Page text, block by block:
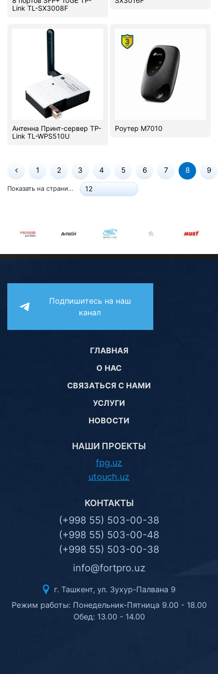
Link TL-SX3008F
Антенна Принт-сервер TP-
Link TL-WPS510U
Роутер M7010
1 2 3 4 5 6 7 8 9
Показать на странице: 12
Подпишитесь на наш
канал
ГЛАВНАЯ
О НАС
СВЯЗАТЬСЯ С НАМИ
УСЛУГИ
НОВОСТИ
НАШИ ПРОЕКТЫ
fpg.uz
utouch.uz
КОНТАКТЫ
(+998 55) 503-00-38
(+998 55) 503-00-48
(+998 55) 503-00-38
info@fortpro.uz
г. Ташкент, ул. Зухур-Палвана 9
Режим работы: Понедельник-Пятница 9.00 - 18.00
Обед: 13.00 - 14.00